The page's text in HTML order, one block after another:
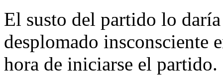
El susto del partido lo
desplomado insconsciente
hora de iniciarse el partido.